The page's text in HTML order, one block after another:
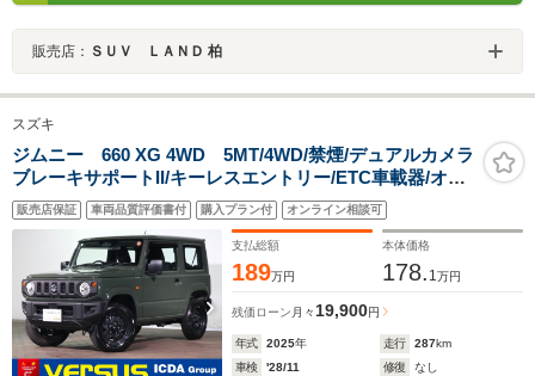
販売店： ＳＵＶ ＬＡＮＤ 柏
スズキ
ジムニー 660 XG 4WD 5MT/4WD/禁煙/デュアルカメラ
ブレーキサポートII/キーレスエントリー/ETC車載器/オー
トライト/オートハイビーム/パーキングセンサー/アイドリ
ングストップ
販売店保証 車両品質評価書付 購入プラン付 オンライン相談可
支払総額
189万円
本体価格
178. 1万円
残価ローン 月々19,900円
年式 2025年 走行 287km
車検
'28/11 修復
なし